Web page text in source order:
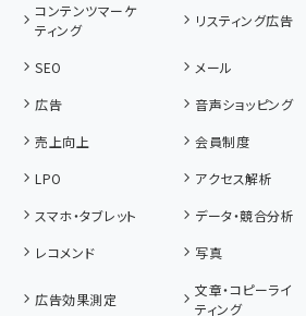
コンテンツマーケ
ティング
リスティング広告
SEO メール
広告
音声ショッピング
売上向上
会員制度
LPO
アクセス解析
スマホ・タブレット
データ・競合分析
レコメンド
写真
広告効果測定
文章・コピーライ
ティング